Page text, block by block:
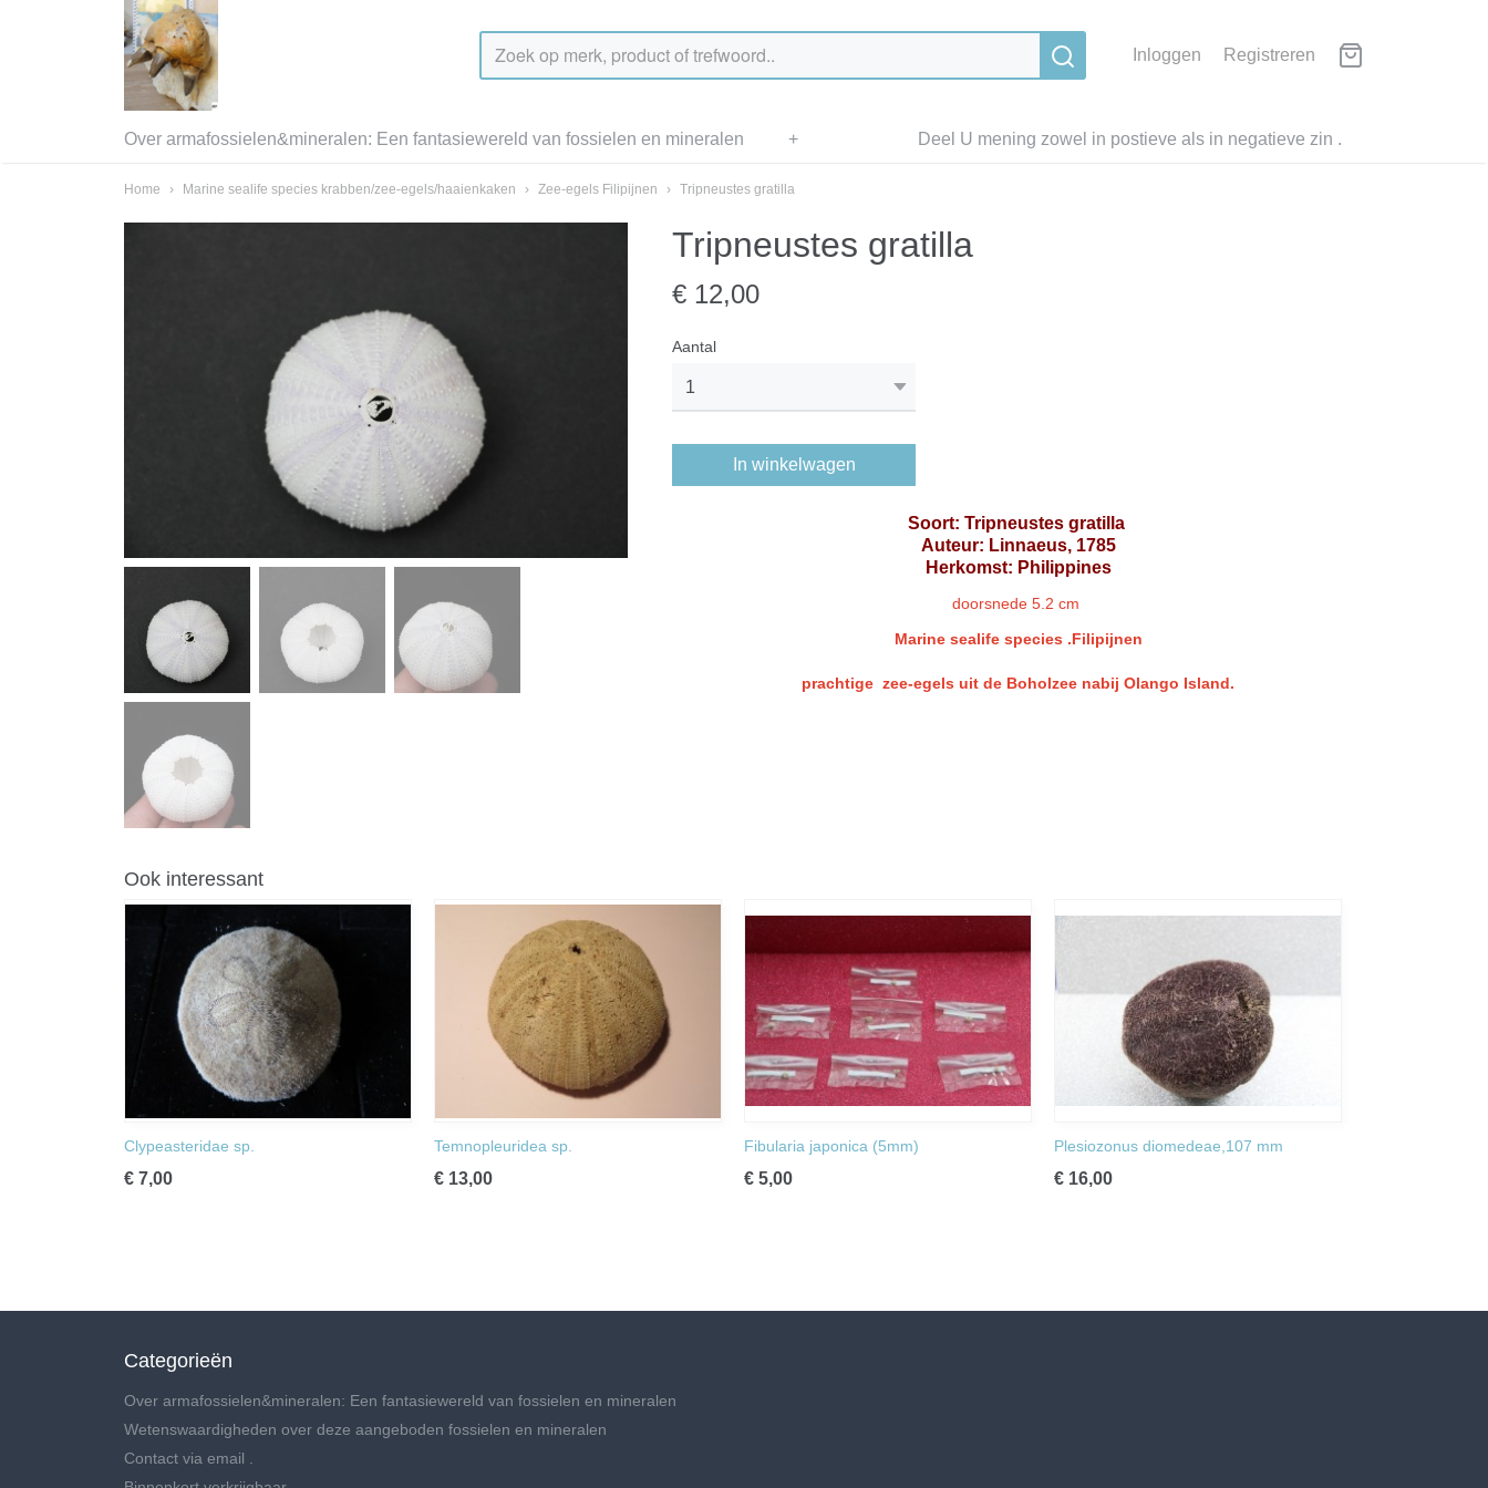
Inloggen Registreren
Deel U mening zowel in postieve als in negatieve zin .
Over armafossielen&mineralen: Een fantasiewereld van fossielen en mineralen +
Home › Marine sealife species krabben/zee-egels/haaienkaken › Zee-egels Filipijnen › Tripneustes gratilla
Tripneustes gratilla
€ 12,00
Aantal
In winkelwagen
Soort: Tripneustes gratilla
Auteur: Linnaeus, 1785
Herkomst: Philippines
doorsnede 5.2 cm
Marine sealife species .Filipijnen
prachtige zee-egels uit de Boholzee nabij Olango Island.
Ook interessant
Clypeasteridae sp.
€ 7,00
Temnopleuridea sp.
€ 13,00
Fibularia japonica (5mm)
€ 5,00
Plesiozonus diomedeae,107 mm
€ 16,00
Categorieën
Over armafossielen&mineralen: Een fantasiewereld van fossielen en mineralen
Wetenswaardigheden over deze aangeboden fossielen en mineralen
Contact via email .